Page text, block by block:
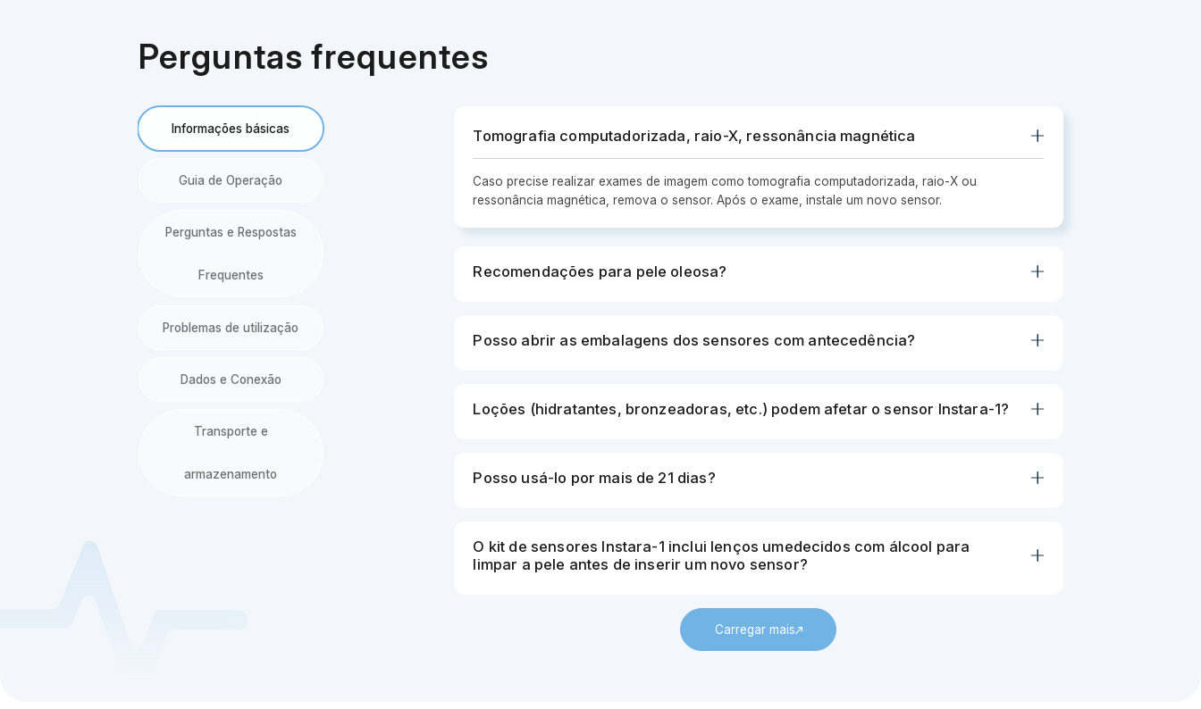
Perguntas frequentes
Informações básicas
Guia de Operação
Perguntas e Respostas
Frequentes
Problemas de utilização
Dados e Conexão
Transporte e
armazenamento
Tomografia computadorizada, raio-X, ressonância magnética
Caso precise realizar exames de imagem como tomografia computadorizada, raio-X ou
ressonância magnética, remova o sensor. Após o exame, instale um novo sensor.
Recomendações para pele oleosa?
Posso abrir as embalagens dos sensores com antecedência?
Loções (hidratantes, bronzeadoras, etc.) podem afetar o sensor Instara-1?
Posso usá-lo por mais de 21 dias?
O kit de sensores Instara-1 inclui lenços umedecidos com álcool para
limpar a pele antes de inserir um novo sensor?
Carregar mais